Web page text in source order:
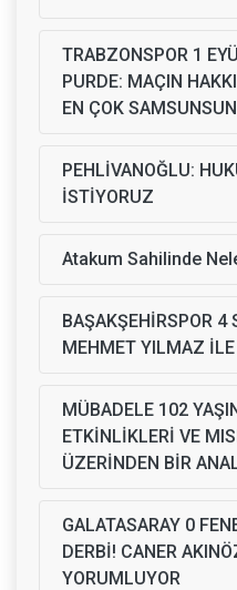
TRABZONSPOR 1
PURDE: MAÇIN
EN ÇOK
PEHLİVANOĞLU:
İSTİYORUZ
Atakum Sahilinde
BAŞAKŞEHİRSPOR 4
MEHMET YILMAZ
MÜBADELE 102
ETKİNLİKLERİ VE
ÜZERİNDEN BİR
GALATASARAY 0
DERBİ! CANER
YORUMLUYOR